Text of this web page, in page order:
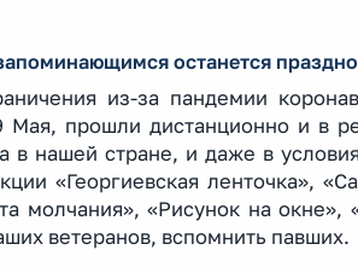
останется
из-за пандемии
Мая, прошли дистанционно и в
в нашей стране, и даже в
«Георгиевская ленточка»,
молчания», «Рисунок на
ветеранов, вспомнить павших.